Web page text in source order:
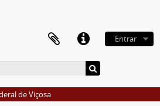
Entrar
de Viçosa